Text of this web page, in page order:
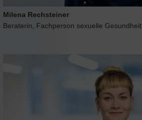
Milena Rechsteiner
Beraterin, Fachperson sexuelle Gesundheit